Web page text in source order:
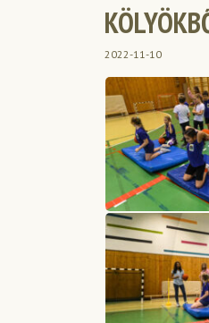
2022-11-10